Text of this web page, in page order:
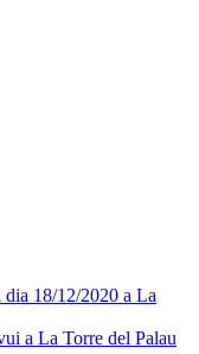
dia 18/12/2020 a La
a La Torre del Palau